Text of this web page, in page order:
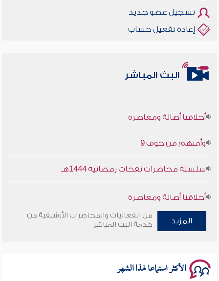
تسجيل عضو جديد
إعادة تفعيل حساب
البث المباشر
أخلاقنا أصالة ومعاصرة
وأمنهم من خوف 9
سلسلة محاضرات نفحات رمضانية 1444هـ
أخلاقنا أصالة ومعاصرة
وأمنهم من خوف 9
المزيد
من الفعاليات والمحاضرات الأرشيفية من
خدمة البث المباشر
الأكثر استماعا لهذا الشهر